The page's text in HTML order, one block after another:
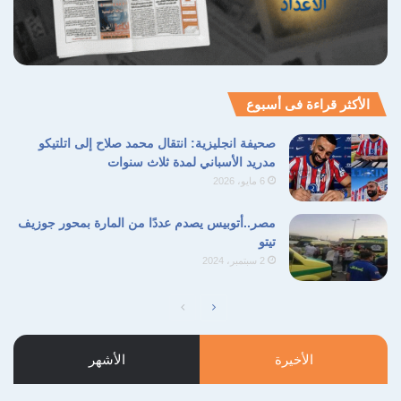
نسخ الرابط
الأكثر قراءة فى أسبوع
صحيفة انجليزية: انتقال محمد صلاح إلى اتلتيكو
مدريد الأسباني لمدة ثلاث سنوات
6 مايو، 2026
مصر..أتوبيس يصدم عددًا من المارة بمحور جوزيف
تيتو
2 سبتمبر، 2024
الأخيرة الأشهر